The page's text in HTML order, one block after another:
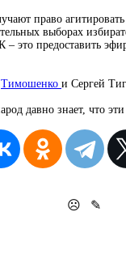
право
выборах
предоставить
Тимошенко и Сергей
давно знает, что эти
☹
✎